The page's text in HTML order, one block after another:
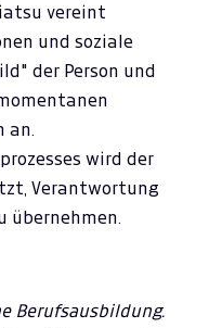
vereint
und soziale
der Person und
an.
wird der
Verantwortung
übernehmen.
Berufsausbildung.